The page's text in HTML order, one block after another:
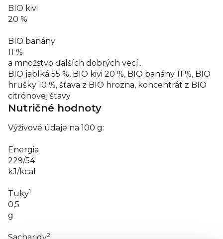
BIO kivi
20 %
BIO banány
11 %
a množstvo ďalších dobrých vecí...
BIO jablká 55 %, BIO kivi 20 %, BIO banány 11 %, BIO
hrušky 10 %, šťava z BIO hrozna, koncentrát z BIO
citrónovej šťavy
Nutričné hodnoty
Výživové údaje na 100 g:
Energia
229/54
kJ/kcal
Tuky1
0,5
g
Sacharidy2